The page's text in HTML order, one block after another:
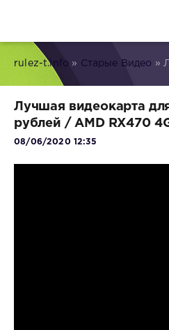
rulez-t.info » Старые Видео »
Лучшая видеокарта
рублей / AMD RX470
08/06/2020 12:35